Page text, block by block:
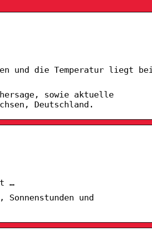
und die Temperatur liegt bei
sowie aktuelle
Deutschland.
…
und